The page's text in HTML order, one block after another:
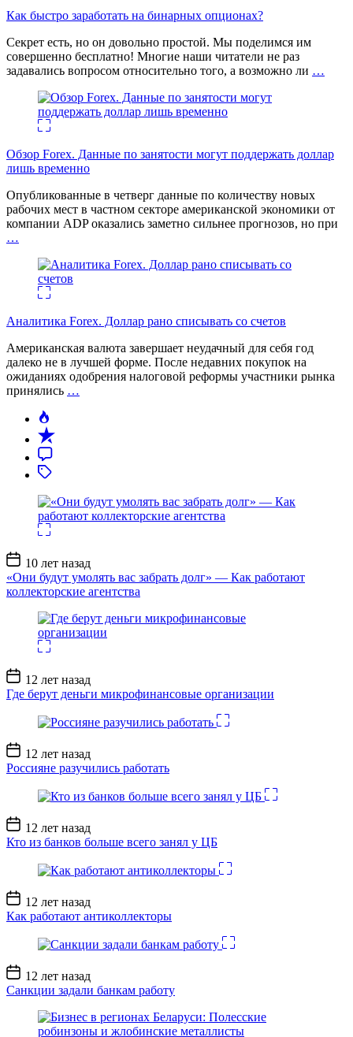
Как быстро заработать на бинарных опционах?
Секрет есть, но он довольно простой. Мы поделимся им
совершенно бесплатно! Многие наши читатели не раз
задавались вопросом относительно того, а возможно ли …
Обзор Forex. Данные по занятости могут поддержать доллар
лишь временно
Опубликованные в четверг данные по количеству новых
рабочих мест в частном секторе американской экономики от
компании ADP оказались заметно сильнее прогнозов, но при
…
Аналитика Forex. Доллар рано списывать со счетов
Американская валюта завершает неудачный для себя год
далеко не в лучшей форме. После недавних покупок на
ожиданиях одобрения налоговой реформы участники рынка
принялись …
Дата
записи
10 лет назад
«Они будут умолять вас забрать долг» — Как работают
коллекторские агентства
Дата
записи
12 лет назад
Где берут деньги микрофинансовые организации
Дата
записи
12 лет назад
Россияне разучились работать
Дата
записи
12 лет назад
Кто из банков больше всего занял у ЦБ
Дата
записи
12 лет назад
Как работают антиколлекторы
Дата
записи
12 лет назад
Санкции задали банкам работу